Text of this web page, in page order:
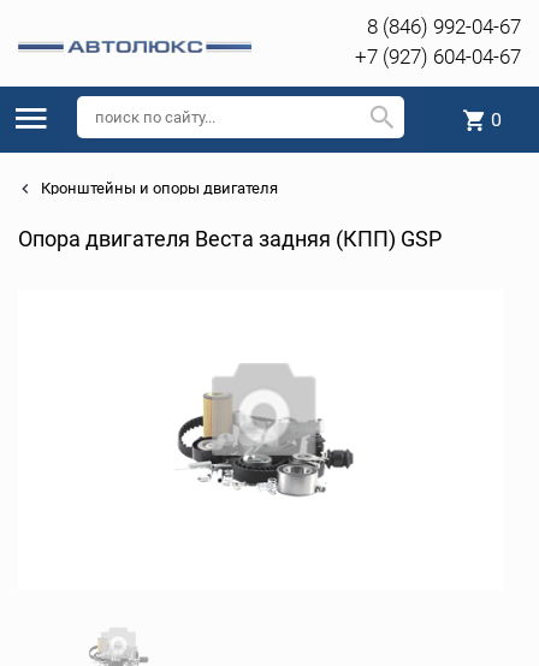
8 (846) 992-04-67
+7 (927) 604-04-67
0
Кронштейны и опоры двигателя
Опора двигателя Веста задняя (КПП) GSP